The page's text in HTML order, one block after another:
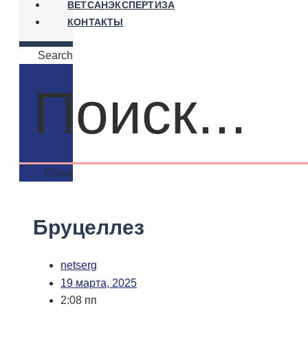
ВЕТСАНЭКСПЕРТИЗА
КОНТАКТЫ
Search
Close
Бруцеллез
netserg
19 марта, 2025
2:08 пп